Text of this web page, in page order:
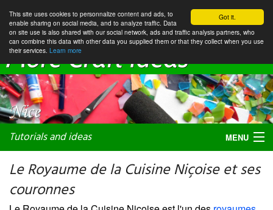
Got it.
This site uses cookies to personnalize content and ads, to
enable sharing on social media, and to analyze traffic. Data
on site use is also shared with our social network, ads and traffic analysis partners, who
can combine this data with other data you supplied them or that they collect when you use
their services. Learn more
Tutorials and ideas MENU
Le Royaume de la Cuisine Niçoise et ses
couronnes